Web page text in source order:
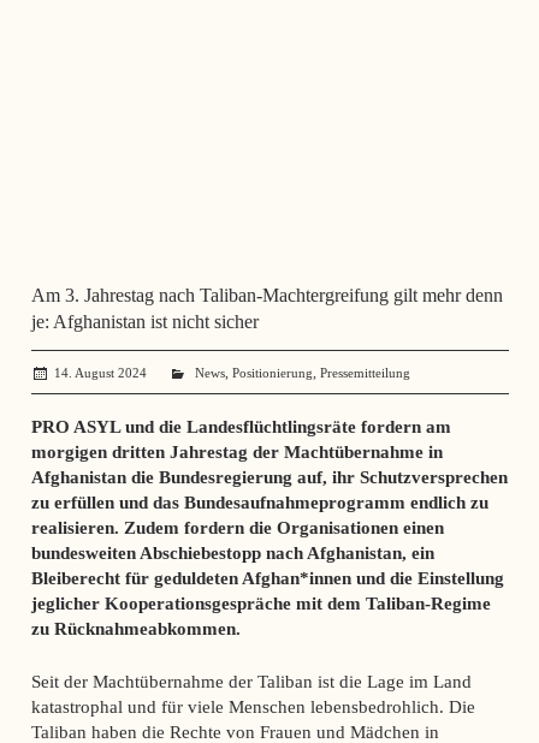
Am 3. Jahrestag nach Taliban-Machtergreifung gilt mehr denn
je: Afghanistan ist nicht sicher
14. August 2024 administrator
News, Positionierung Pressemitteilung
PRO ASYL und die Landesflüchtlingsräte fordern am
morgigen dritten Jahrestag der Machtübernahme in
Afghanistan die Bundesregierung auf, ihr Schutzversprechen
zu erfüllen und das Bundesaufnahmeprogramm endlich zu
realisieren. Zudem fordern die Organisationen einen
bundesweiten Abschiebestopp nach Afghanistan, ein
Bleiberecht für geduldeten Afghan*innen und die Einstellung
jeglicher Kooperationsgespräche mit dem Taliban-Regime
zu Rücknahmeabkommen.
Seit der Machtübernahme der Taliban ist die Lage im Land
katastrophal und für viele Menschen lebensbedrohlich. Die
Taliban haben die Rechte von Frauen und Mädchen in